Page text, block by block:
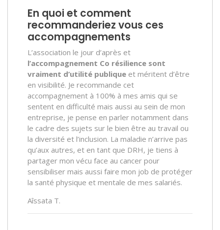
En quoi et comment
recommanderiez vous ces
accompagnements
L’association le jour d’après et
l’accompagnement Co résilience sont
vraiment d’utilité publique et méritent d’être
en visibilité. Je recommande cet
accompagnement à 100% à mes amis qui se
sentent en difficulté mais aussi au sein de mon
entreprise, je pense en parler notamment dans
le cadre des sujets sur le bien être au travail ou
la diversité et l’inclusion. La maladie n’arrive pas
qu’aux autres, et en tant que DRH, je tiens à
partager mon vécu face au cancer pour
sensibiliser mais aussi faire mon job de protéger
la santé physique et mentale de mes salariés.
Aîssata T.